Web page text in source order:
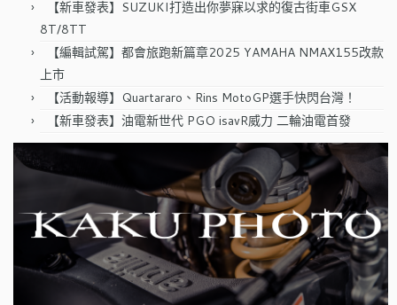
【新車發表】SUZUKI打造出你夢寐以求的復古街車GSX
8T/8TT
【編輯試駕】都會旅跑新篇章2025 YAMAHA NMAX155改款
上市
【活動報導】Quartararo、Rins MotoGP選手快閃台灣！
【新車發表】油電新世代 PGO isavR威力 二輪油電首發